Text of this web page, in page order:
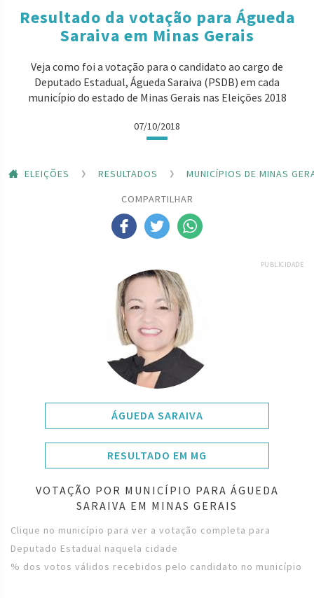
Resultado da votação para Águeda
Saraiva em Minas Gerais
Veja como foi a votação para o candidato ao cargo de
Deputado Estadual, Águeda Saraiva (PSDB) em cada
município do estado de Minas Gerais nas Eleições 2018
07/10/2018
ELEIÇÕES RESULTADOS
MUNICÍPIOS DE MINAS
COMPARTILHAR
PUBLICIDADE
ÁGUEDA SARAIVA
RESULTADO EM MG
VOTAÇÃO POR MUNICÍPIO PARA ÁGUEDA
SARAIVA EM MINAS GERAIS
Clique no município para ver a votação completa para
Deputado Estadual naquela cidade
% dos votos válidos recebidos pelo candidato no município